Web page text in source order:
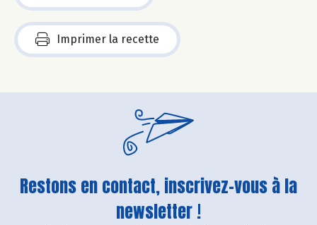
Imprimer la recette
Restons en contact, inscrivez-vous à la
newsletter !